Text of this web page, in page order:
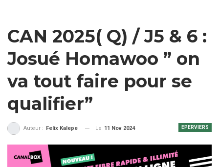
CAN 2025( Q) / J5 & 6 :
Josué Homawoo ” on
va tout faire pour se
qualifier”
EPERVIERS
Auteur : Felix Kalepe Le 11 Nov 2024